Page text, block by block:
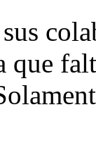
que